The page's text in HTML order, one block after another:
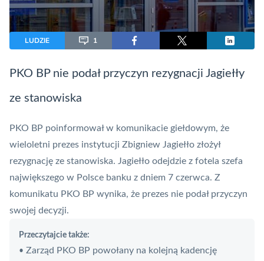
LUDZIE 1
PKO BP nie podał przyczyn rezygnacji Jagiełły
ze stanowiska
PKO BP poinformował w komunikacie giełdowym, że
wieloletni prezes instytucji Zbigniew Jagiełło złożył
rezygnację ze stanowiska. Jagiełło odejdzie z fotela szefa
największego w Polsce banku z dniem 7 czerwca. Z
komunikatu PKO BP wynika, że prezes nie podał przyczyn
swojej decyzji.
Przeczytajcie także:
• Zarząd PKO BP powołany na kolejną kadencję